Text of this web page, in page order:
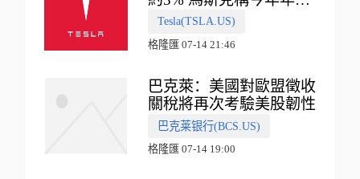
會有‘史詩級震撼’的演示
Tesla(TSLA.US)
格隆匯 07-14 21:46
巴克萊：美國對歐盟徵收
關稅將再次考驗美股韌性
巴克莱银行(BCS.US)
格隆匯 07-14 19:00